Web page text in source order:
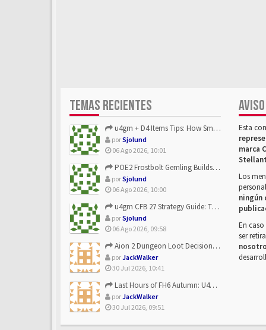
TEMAS RECIENTES
u4gm + D4 Items Tips: How Smart Players Optimize Gear, Build...
porSjolund
06 Ago 2026, 10:01
POE2 Frostbolt Gemling Builds Get Stronger With u4gm’s Ice C...
porSjolund
06 Ago 2026, 10:00
u4gm CFB 27 Strategy Guide: The Toxic Offensive Scheme Your ...
porSjolund
06 Ago 2026, 09:58
Aion 2 Dungeon Loot Decisions: Smarter Runs With U4N
porJackWalker
30 Jul 2026, 10:41
Last Hours of FH6 Autumn: U4N and the Best Rewards to Grab
porJackWalker
30 Jul 2026, 09:51
Esta
marca
Los
ningún
En
ser